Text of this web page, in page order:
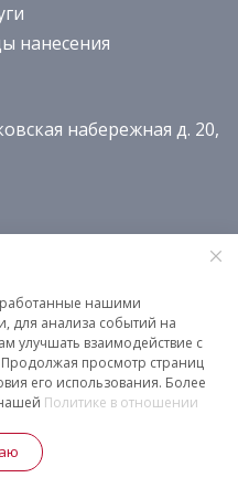
нанесения
набережная д. 20,
защищены
нашими
для анализа событий на
улучшать взаимодействие с
просмотр страниц
его использования. Более
Политике в отношении